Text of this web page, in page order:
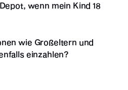
wenn mein Kind 18
wie Großeltern und
einzahlen?